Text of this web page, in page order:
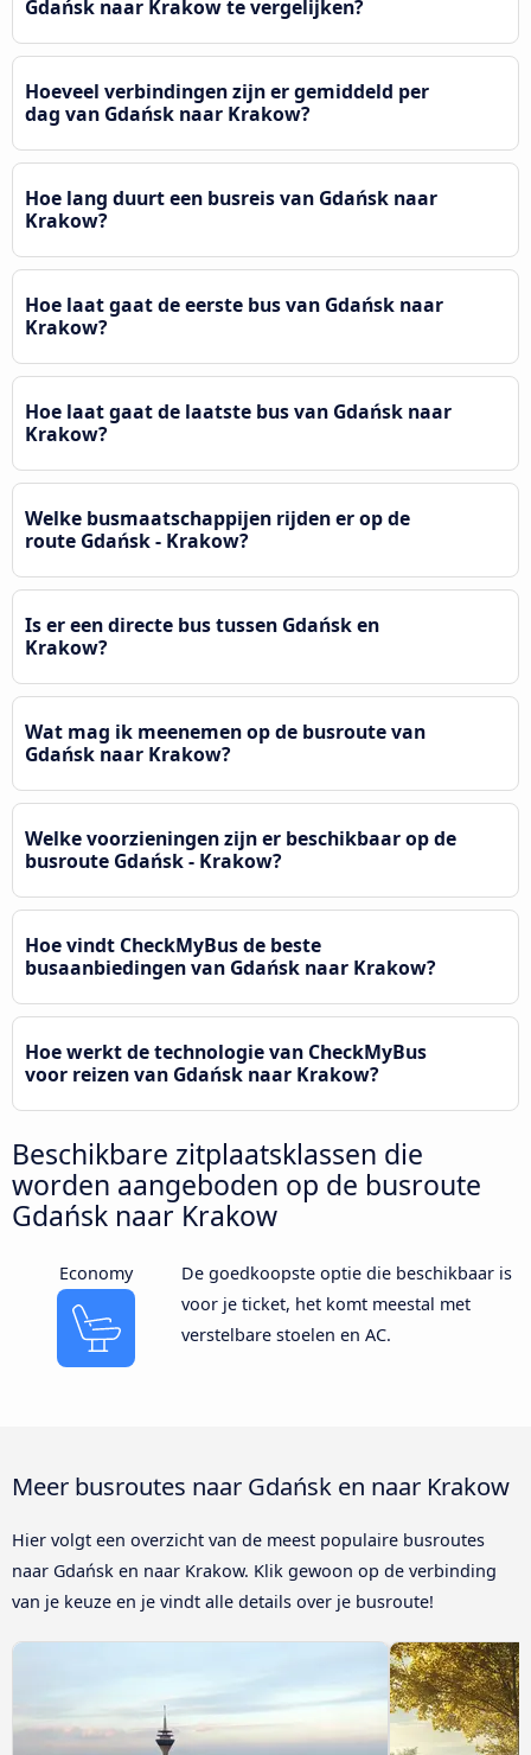
Gdańsk naar Krakow te vergelijken?
Hoeveel verbindingen zijn er gemiddeld per
dag van Gdańsk naar Krakow?
Hoe lang duurt een busreis van Gdańsk naar
Krakow?
Hoe laat gaat de eerste bus van Gdańsk naar
Krakow?
Hoe laat gaat de laatste bus van Gdańsk naar
Krakow?
Welke busmaatschappijen rijden er op de
route Gdańsk - Krakow?
Is er een directe bus tussen Gdańsk en
Krakow?
Wat mag ik meenemen op de busroute van
Gdańsk naar Krakow?
Welke voorzieningen zijn er beschikbaar op de
busroute Gdańsk - Krakow?
Hoe vindt CheckMyBus de beste
busaanbiedingen van Gdańsk naar Krakow?
Hoe werkt de technologie van CheckMyBus
voor reizen van Gdańsk naar Krakow?
Beschikbare zitplaatsklassen die
worden aangeboden op de busroute
Gdańsk naar Krakow
Economy
De goedkoopste optie die beschikbaar is
voor je ticket, het komt meestal met
verstelbare stoelen en AC.
Meer busroutes naar Gdańsk en naar Krakow
Hier volgt een overzicht van de meest populaire busroutes
naar Gdańsk en naar Krakow. Klik gewoon op de verbinding
van je keuze en je vindt alle details over je busroute!